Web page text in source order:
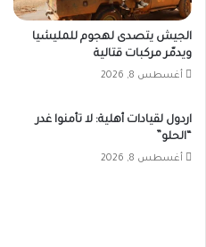
الجيش يتصدى لهجوم للمليشيا
ويدمّر مركبات قتالية
أغسطس 8, 2026
اردول لقيادات أهلية: لا تأمنوا غدر
“الحلو”
أغسطس 8, 2026